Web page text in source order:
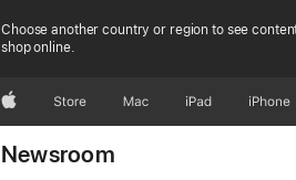
Choose another country or region to see
shop online.
AppleStore Mac iPad iPhone
Newsroom